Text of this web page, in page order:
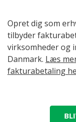
Opret dig som
tilbyder
virksomheder og
Danmark. Læs
fakturabetaling